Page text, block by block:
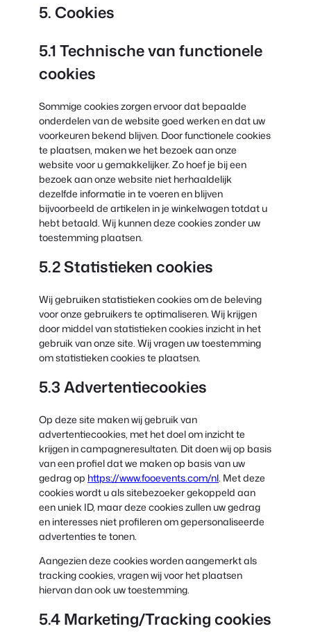
5. Cookies
5.1 Technische van functionele
cookies
Sommige cookies zorgen ervoor dat bepaalde
onderdelen van de website goed werken en dat uw
voorkeuren bekend blijven. Door functionele cookies
te plaatsen, maken we het bezoek aan onze
website voor u gemakkelijker. Zo hoef je bij een
bezoek aan onze website niet herhaaldelijk
dezelfde informatie in te voeren en blijven
bijvoorbeeld de artikelen in je winkelwagen totdat u
hebt betaald. Wij kunnen deze cookies zonder uw
toestemming plaatsen.
5.2 Statistieken cookies
Wij gebruiken statistieken cookies om de beleving
voor onze gebruikers te optimaliseren. Wij krijgen
door middel van statistieken cookies inzicht in het
gebruik van onze site. Wij vragen uw toestemming
om statistieken cookies te plaatsen.
5.3 Advertentiecookies
Op deze site maken wij gebruik van
advertentiecookies, met het doel om inzicht te
krijgen in campagneresultaten. Dit doen wij op basis
van een profiel dat we maken op basis van uw
gedrag op https://www.fooevents.com/nl. Met deze
cookies wordt u als sitebezoeker gekoppeld aan
een uniek ID, maar deze cookies zullen uw gedrag
en interesses niet profileren om gepersonaliseerde
advertenties te tonen.
Aangezien deze cookies worden aangemerkt als
tracking cookies, vragen wij voor het plaatsen
hiervan dan ook uw toestemming.
5.4 Marketing/Tracking cookies